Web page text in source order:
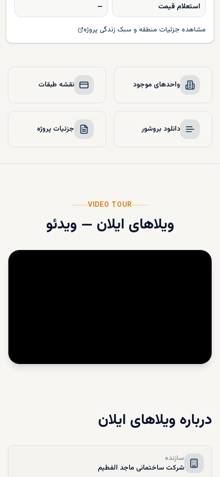
استعلام قیمت —
مشاهده جزئیات منطقه و سبک زندگی پروژه
واحدهای موجود نقشه طبقات
دانلود بروشور جزئیات پروژه
VIDEO TOUR
ویلاهای ایلان — ویدئو
درباره ویلاهای ایلان
سازنده
شرکت ساختمانی ماجد الفطیم